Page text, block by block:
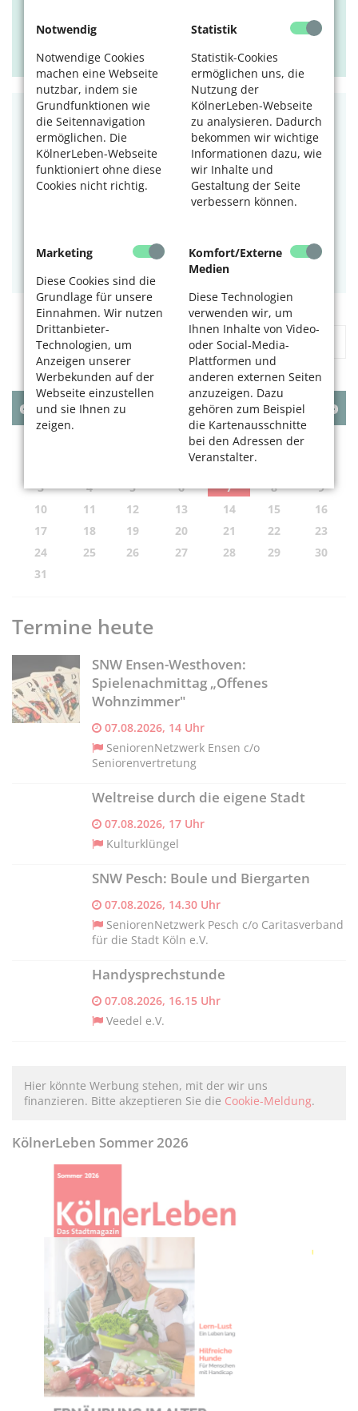
Notwendig
Notwendige Cookies
machen eine Webseite
nutzbar, indem sie
Grundfunktionen wie
die Seitennavigation
ermöglichen. Die
KölnerLeben-Webseite
funktioniert ohne diese
Cookies nicht richtig.
Statistik
Statistik-Cookies
ermöglichen uns, die
Nutzung der
KölnerLeben-Webseite
zu analysieren. Dadurch
bekommen wir wichtige
Informationen dazu, wie
wir Inhalte und
Gestaltung der Seite
verbessern können.
Marketing
Diese Cookies sind die
Grundlage für unsere
Einnahmen. Wir nutzen
Drittanbieter-
Technologien, um
Anzeigen unserer
Werbekunden auf der
Webseite einzustellen
und sie Ihnen zu
zeigen.
Komfort/Externe
Medien
Diese Technologien
verwenden wir, um
Ihnen Inhalte von Video-
oder Social-Media-
Plattformen und
anderen externen Seiten
anzuzeigen. Dazu
gehören zum Beispiel
die Kartenausschnitte
bei den Adressen der
Veranstalter.
07.08.2026, 17 Uhr
Kulturklüngel
KULTUR
Ballets Jazz Montreal: Dance me
Eine mitreißende Tanzproduktion inspiriert von der
Musik von Leonard Cohen.
07.08.2026, 20 Uhr
1 2 ... 104
AUGUST2026
FR SA
3
4 5 6 7 8
9
10
11 12 13 14 15
16
17
18 19 20 21 22
23
24
25 26 27 28 29
30
31
Termine heute
SNW Ensen-Westhoven:
Spielenachmittag „Offenes
Wohnzimmer"
07.08.2026, 14 Uhr
SeniorenNetzwerk Ensen c/o
Seniorenvertretung
Weltreise durch die eigene Stadt
07.08.2026, 17 Uhr
Kulturklüngel
SNW Pesch: Boule und Biergarten
07.08.2026, 14.30 Uhr
SeniorenNetzwerk Pesch c/o Caritasverband
für die Stadt Köln e.V.
Handysprechstunde
07.08.2026, 16.15 Uhr
Veedel e.V.
Hier könnte Werbung stehen, mit der wir uns
finanzieren. Bitte akzeptieren Sie die Cookie-Meldung.
KölnerLeben Sommer 2026